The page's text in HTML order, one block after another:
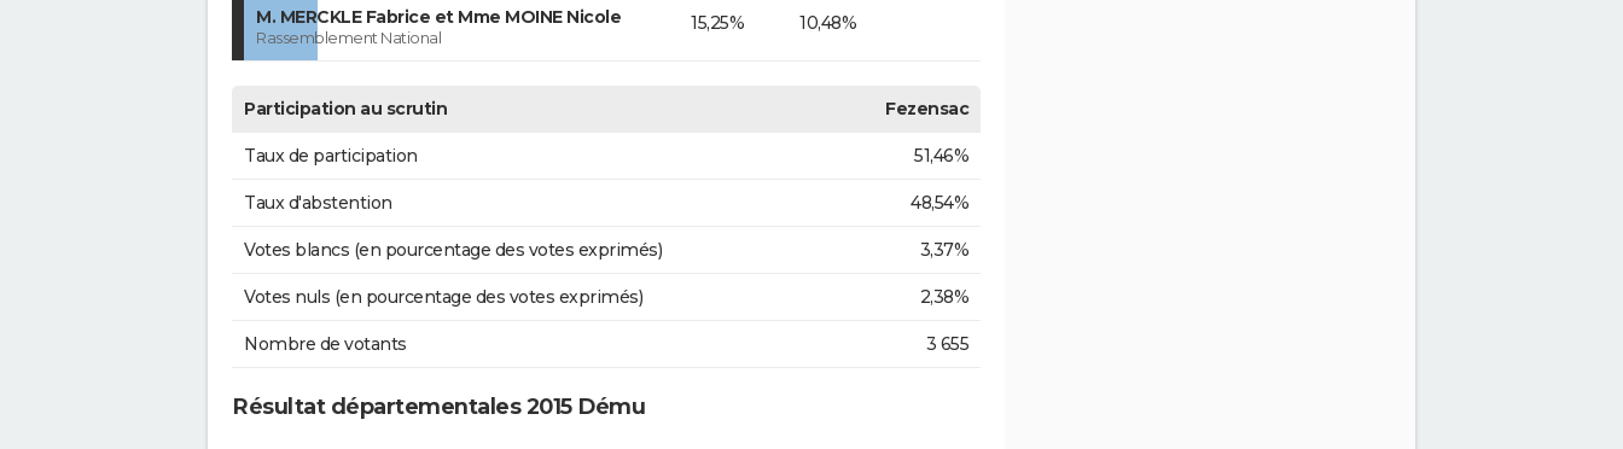
M. MERCKLE Fabrice et Mme MOINE Nicole
Rassemblement National
15,25% 10,48%
Participation au scrutin Fezensac
Taux de participation 51,46%
Taux d'abstention 48,54%
Votes blancs (en pourcentage des votes exprimés) 3,37%
Votes nuls (en pourcentage des votes exprimés) 2,38%
Nombre de votants 3 655
Résultat départementales 2015 Dému